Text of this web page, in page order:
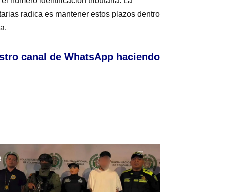
radica es mantener estos plazos dentro
canal de WhatsApp haciendo